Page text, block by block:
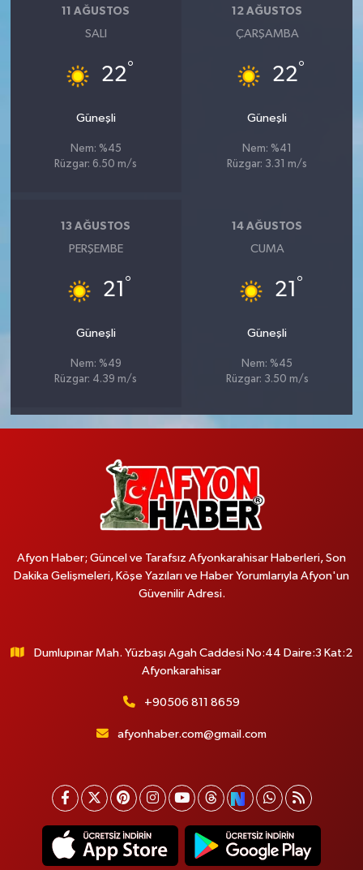
11 AĞUSTOS
SALI
22°
Güneşli
Nem: %45
Rüzgar: 6.50 m/s
12 AĞUSTOS
ÇARŞAMBA
22°
Güneşli
Nem: %41
Rüzgar: 3.31 m/s
13 AĞUSTOS
PERŞEMBE
21 °
Güneşli
Nem: %49
Rüzgar: 4.39 m/s
14 AĞUSTOS
CUMA
21 °
Güneşli
Nem: %45
Rüzgar: 3.50 m/s
Afyon Haber; Güncel ve Tarafsız Afyonkarahisar Haberleri, Son
Dakika Gelişmeleri, Köşe Yazıları ve Haber Yorumlarıyla Afyon'un
Güvenilir Adresi.
Dumlupınar Mah. Yüzbaşı Agah Caddesi No:44 Daire:3 Kat:2
Afyonkarahisar
+90506 811 8659
afyonhaber.com@gmail.com